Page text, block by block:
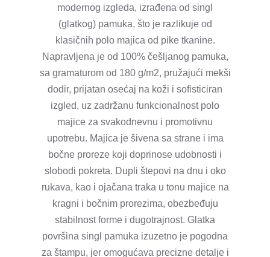
modernog izgleda, izrađena od singl
(glatkog) pamuka, što je razlikuje od
klasičnih polo majica od pike tkanine.
Napravljena je od 100% češljanog pamuka,
sa gramaturom od 180 g/m2, pružajući mekši
dodir, prijatan osećaj na koži i sofisticiran
izgled, uz zadržanu funkcionalnost polo
majice za svakodnevnu i promotivnu
upotrebu. Majica je šivena sa strane i ima
bočne proreze koji doprinose udobnosti i
slobodi pokreta. Dupli štepovi na dnu i oko
rukava, kao i ojačana traka u tonu majice na
kragni i bočnim prorezima, obezbeđuju
stabilnost forme i dugotrajnost. Glatka
površina singl pamuka izuzetno je pogodna
za štampu, jer omogućava precizne detalje i